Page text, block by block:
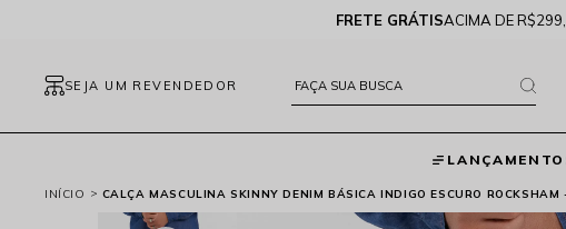
FRETE GRÁTISACIMA DE
SEJA UM REVENDEDOR
INÍCIO CALÇA MASCULINA SKINNY DENIM BÁSICA INDIGO ESCURO ROCKSHAM